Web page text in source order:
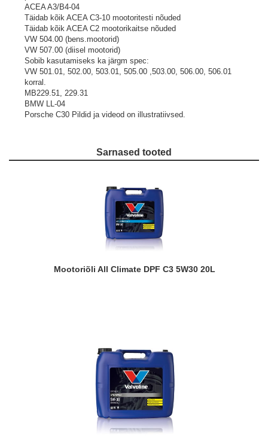
ACEA A3/B4-04
Täidab kõik ACEA C3-10 mootoritesti nõuded
Täidab kõik ACEA C2 mootorikaitse nõuded
VW 504.00 (bens.mootorid)
VW 507.00 (diisel mootorid)
Sobib kasutamiseks ka järgm spec:
VW 501.01, 502.00, 503.01, 505.00 ,503.00, 506.00, 506.01
korral.
MB229.51, 229.31
BMW LL-04
Porsche C30 Pildid ja videod on illustratiivsed.
Sarnased tooted
Mootoriõli All Climate DPF C3 5W30 20L